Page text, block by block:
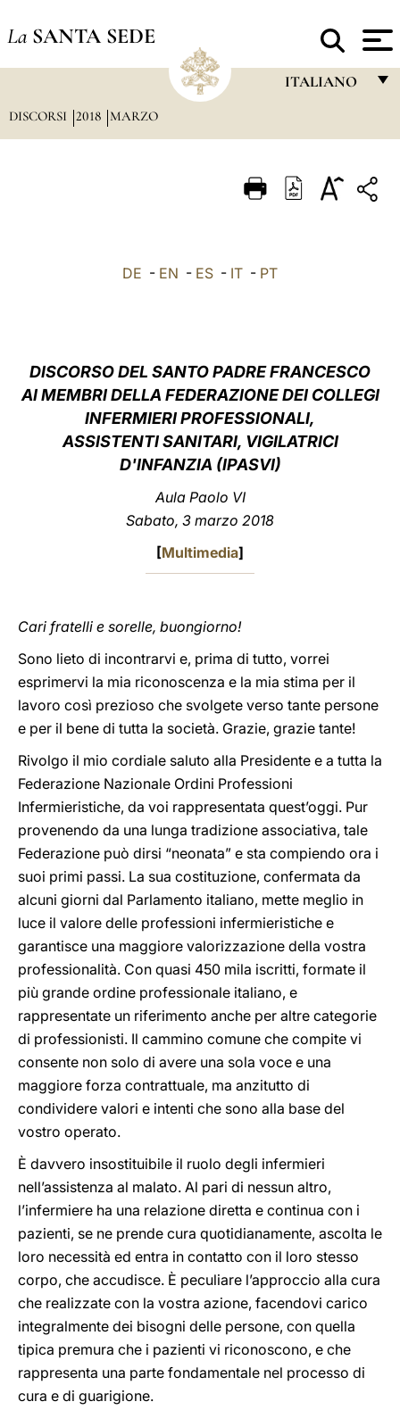
La SANTA SEDE
ITALIANO
ITALIANO
中文
LATINE
DISCORSI 2018 MARZO
DE - EN - ES - IT - PT
DISCORSO DEL SANTO PADRE FRANCESCO
AI MEMBRI DELLA FEDERAZIONE DEI COLLEGI
INFERMIERI PROFESSIONALI,
ASSISTENTI SANITARI, VIGILATRICI
D'INFANZIA (IPASVI)
Aula Paolo VI
Sabato, 3 marzo 2018
[Multimedia]
Cari fratelli e sorelle, buongiorno!
Sono lieto di incontrarvi e, prima di tutto, vorrei
esprimervi la mia riconoscenza e la mia stima per il
lavoro così prezioso che svolgete verso tante persone
e per il bene di tutta la società. Grazie, grazie tante!
Rivolgo il mio cordiale saluto alla Presidente e a tutta la
Federazione Nazionale Ordini Professioni
Infermieristiche, da voi rappresentata quest’oggi. Pur
provenendo da una lunga tradizione associativa, tale
Federazione può dirsi “neonata” e sta compiendo ora i
suoi primi passi. La sua costituzione, confermata da
alcuni giorni dal Parlamento italiano, mette meglio in
luce il valore delle professioni infermieristiche e
garantisce una maggiore valorizzazione della vostra
professionalità. Con quasi 450 mila iscritti, formate il
più grande ordine professionale italiano, e
rappresentate un riferimento anche per altre categorie
di professionisti. Il cammino comune che compite vi
consente non solo di avere una sola voce e una
maggiore forza contrattuale, ma anzitutto di
condividere valori e intenti che sono alla base del
vostro operato.
È davvero insostituibile il ruolo degli infermieri
nell’assistenza al malato. Al pari di nessun altro,
l’infermiere ha una relazione diretta e continua con i
pazienti, se ne prende cura quotidianamente, ascolta le
loro necessità ed entra in contatto con il loro stesso
corpo, che accudisce. È peculiare l’approccio alla cura
che realizzate con la vostra azione, facendovi carico
integralmente dei bisogni delle persone, con quella
tipica premura che i pazienti vi riconoscono, e che
rappresenta una parte fondamentale nel processo di
cura e di guarigione.